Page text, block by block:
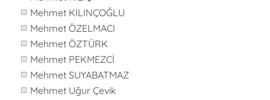
Mehmet KILINÇOĞLU
Mehmet ÖZELMACI
Mehmet ÖZTÜRK
Mehmet PEKMEZCİ
Mehmet SUYABATMAZ
Mehmet Uğur Çevik